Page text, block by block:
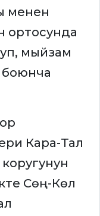
менен
ортосунда
мыйзам
боюнча
Кара-Тал
Сөң-Көл